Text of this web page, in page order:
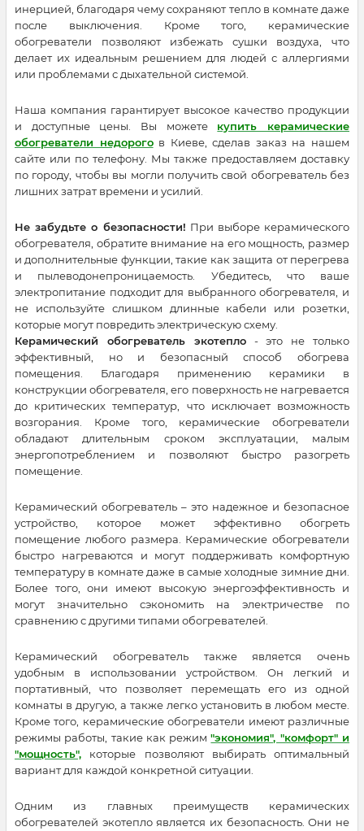
инерцией, благодаря чему сохраняют тепло в комнате даже
после выключения. Кроме того, керамические
обогреватели позволяют избежать сушки воздуха, что
делает их идеальным решением для людей с аллергиями
или проблемами с дыхательной системой.
Наша компания гарантирует высокое качество продукции
и доступные цены. Вы можете купить керамические
обогреватели недорогов Киеве, сделав заказ на нашем
сайте или по телефону. Мы также предоставляем доставку
по городу, чтобы вы могли получить свой обогреватель без
лишних затрат времени и усилий.
Не забудьте о безопасности! При выборе керамического
обогревателя, обратите внимание на его мощность, размер
и дополнительные функции, такие как защита от перегрева
и пылеводонепроницаемость. Убедитесь, что ваше
электропитание подходит для выбранного обогревателя, и
не используйте слишком длинные кабели или розетки,
которые могут повредить электрическую схему.
Керамический обогреватель экотепло- это не только
эффективный, но и безопасный способ обогрева
помещения. Благодаря применению керамики в
конструкции обогревателя, его поверхность не нагревается
до критических температур, что исключает возможность
возгорания. Кроме того, керамические обогреватели
обладают длительным сроком эксплуатации, малым
энергопотреблением и позволяют быстро разогреть
помещение.
Керамический обогреватель – это надежное и безопасное
устройство, которое может эффективно обогреть
помещение любого размера. Керамические обогреватели
быстро нагреваются и могут поддерживать комфортную
температуру в комнате даже в самые холодные зимние дни.
Более того, они имеют высокую энергоэффективность и
могут значительно сэкономить на электричестве по
сравнению с другими типами обогревателей.
Керамический обогреватель также является очень
удобным в использовании устройством. Он легкий и
портативный, что позволяет перемещать его из одной
комнаты в другую, а также легко установить в любом месте.
Кроме того, керамические обогреватели имеют различные
режимы работы, такие как режим"экономия", "комфорт" и
"мощность", которые позволяют выбирать оптимальный
вариант для каждой конкретной ситуации.
Одним из главных преимуществ керамических
обогревателей экотепло является их безопасность. Они не